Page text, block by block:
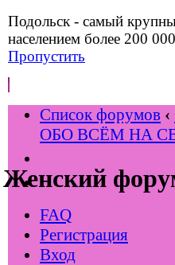
Подольск - самый
населением более 200
Пропустить
Женский
Список форумов ‹
ОБО ВСЁМ НА
FAQ
Регистрация
Вход